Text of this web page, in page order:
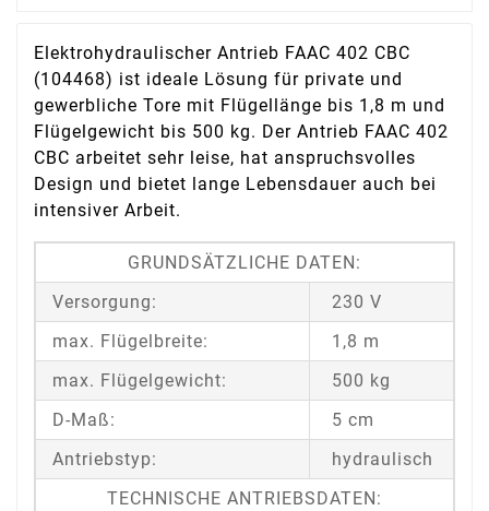
Elektrohydraulischer Antrieb FAAC 402 CBC
(104468) ist ideale Lösung für private und
gewerbliche Tore mit Flügellänge bis 1,8 m und
Flügelgewicht bis 500 kg. Der Antrieb FAAC 402
CBC arbeitet sehr leise, hat anspruchsvolles
Design und bietet lange Lebensdauer auch bei
intensiver Arbeit.
GRUNDSÄTZLICHE DATEN:
Versorgung:
230 V
max. Flügelbreite:
1,8 m
max. Flügelgewicht:
500 kg
D-Maß:
5 cm
Antriebstyp:
hydraulisch
TECHNISCHE ANTRIEBSDATEN: